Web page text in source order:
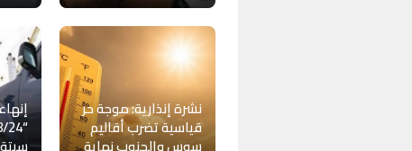
نشرة إنذارية: موجة حر
قياسية تضرب أقاليم